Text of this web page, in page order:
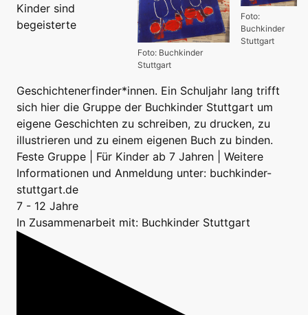
Foto:
Buchkinder
Stuttgart
Foto: Buchkinder
Stuttgart
Kinder sind
begeisterte
Geschichtenerfinder*innen. Ein Schuljahr lang trifft
sich hier die Gruppe der Buchkinder Stuttgart um
eigene Geschichten zu schreiben, zu drucken, zu
illustrieren und zu einem eigenen Buch zu binden.
Feste Gruppe | Für Kinder ab 7 Jahren | Weitere
Informationen und Anmeldung unter: buchkinder-
stuttgart.de
7 - 12 Jahre
In Zusammenarbeit mit: Buchkinder Stuttgart